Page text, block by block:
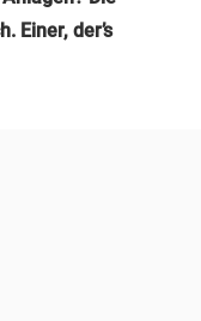
Einer, der’s